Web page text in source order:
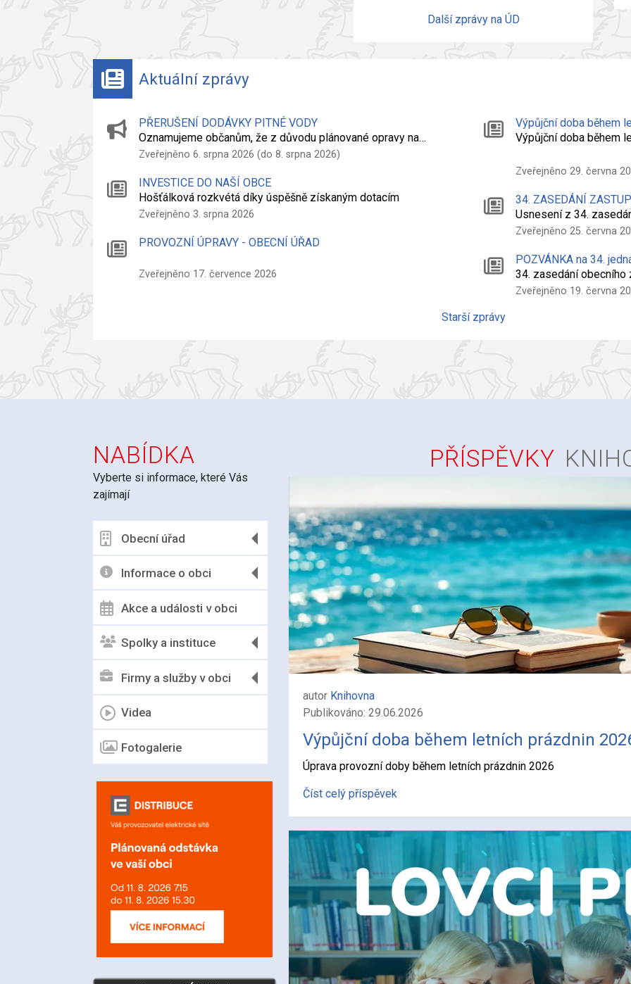
Další zprávy na ÚD
Aktuální zprávy
PŘERUŠENÍ DODÁVKY PITNÉ VODY
Oznamujeme občanům, že z důvodu plánované opravy na…
Zveřejněno 6. srpna 2026 (do 8. srpna 2026)
INVESTICE DO NAŠÍ OBCE
Hošťálková rozkvétá díky úspěšně získaným dotacím
Zveřejněno 3. srpna 2026
PROVOZNÍ ÚPRAVY - OBECNÍ ÚŘAD
Zveřejněno 17. července 2026
Výpůjční doba během
Výpůjční doba během
Zveřejněno 29. června
34. ZASEDÁNÍ
Usnesení z 34.
Zveřejněno 25. června
POZVÁNKA na 34.
34. zasedání
Zveřejněno 19. června
Starší zprávy
NABÍDKA
Vyberte si informace, které Vás
zajímají
Obecní úřad
Informace o obci
Akce a události v obci
Spolky a instituce
Firmy a služby v obci
Videa
Fotogalerie
PŘÍSPĚVKY
autor Knihovna
Publikováno: 29.06.2026
Výpůjční doba během letních prázdnin
Úprava provozní doby během letních prázdnin 2026
Číst celý příspěvek